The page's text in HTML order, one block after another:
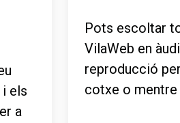
els
a
Pots escoltar
VilaWeb en
reproducció
cotxe o mentre